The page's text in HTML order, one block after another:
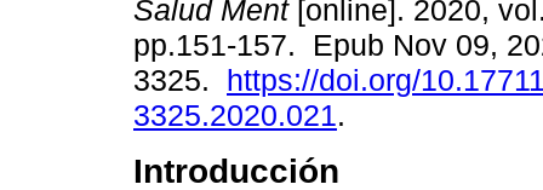
Salud Ment[online]. 2020,
pp.151-157. Epub Nov 09,
3325. https://doi.org/
3325.2020.021.
Introducción